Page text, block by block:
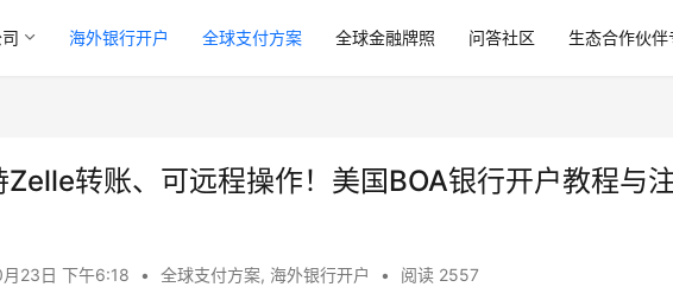
海外银行开户 全球支付方案 全球金融牌照 问答社区 生态合作伙伴
转账、可远程操作！美国BOA银行开户教程与
23日 下午6:18 • 全球支付方案, 海外银行开户 • 阅读 2557